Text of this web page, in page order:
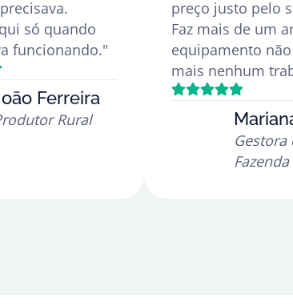
só quando
funcionando."
Ferreira
Rural
preço justo pelo
Faz mais de um
equipamento
mais nenhum
Gestora
Fazenda